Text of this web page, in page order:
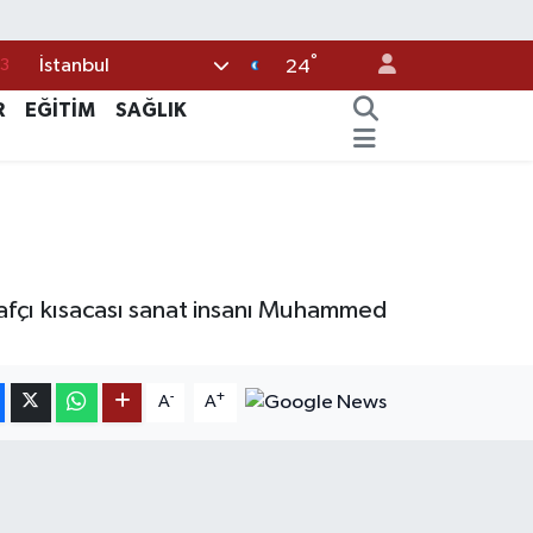
İstanbul 24°
EĞİTİM
SAĞLIK
kısacası sanat insanı Muhammed
A- A+